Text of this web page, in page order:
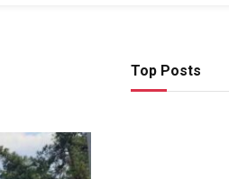
Top Posts